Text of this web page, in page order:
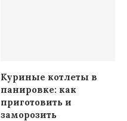
Куриные котлеты в
панировке: как
приготовить и
заморозить